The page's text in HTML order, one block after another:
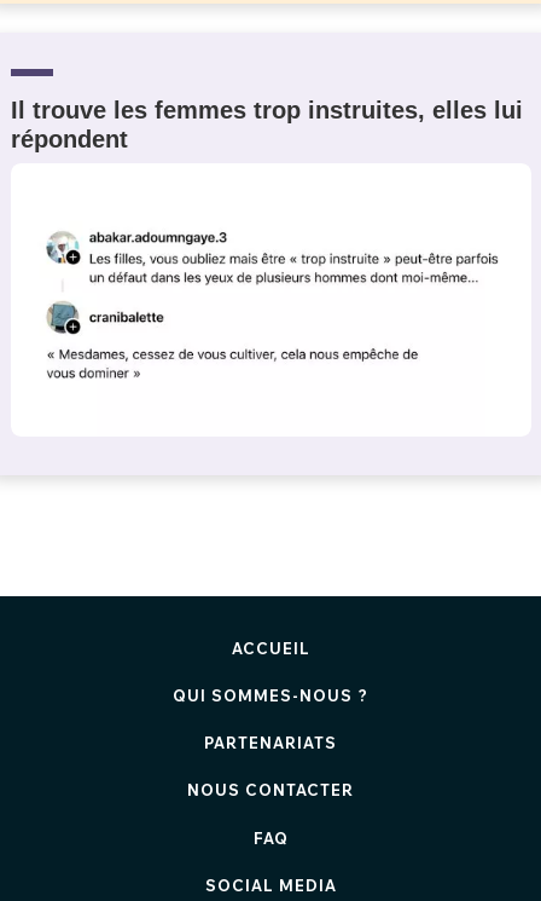
Il trouve les femmes trop instruites, elles lui
répondent
ACCUEIL
QUI SOMMES-NOUS ?
PARTENARIATS
NOUS CONTACTER
FAQ
SOCIAL MEDIA